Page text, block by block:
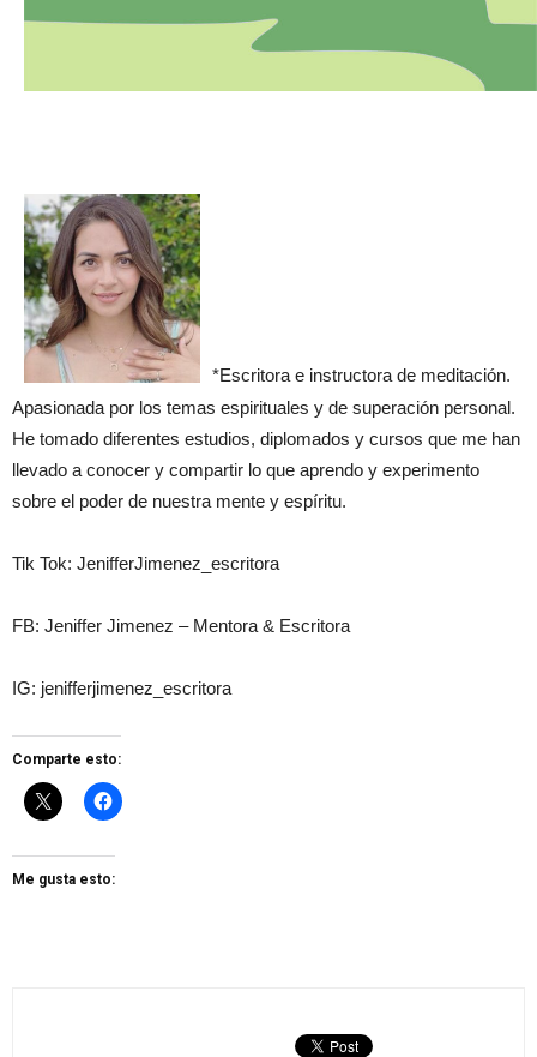
*Escritora e instructora de meditación.
Apasionada por los temas espirituales y de superación personal.
He tomado diferentes estudios, diplomados y cursos que me han
llevado a conocer y compartir lo que aprendo y experimento
sobre el poder de nuestra mente y espíritu.
Tik Tok: JenifferJimenez_escritora
FB: Jeniffer Jimenez – Mentora & Escritora
IG: jenifferjimenez_escritora
Comparte esto:
Me gusta esto: